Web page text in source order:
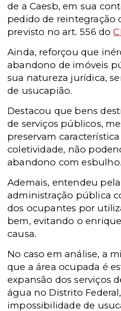
de a Caesb, em sua
pedido de reintegração
previsto no art. 556 do
Ainda, reforçou que
abandono de imóveis
sua natureza jurídica,
de usucapião.
Destacou que bens
de serviços públicos,
preservam
coletividade, não
abandono com esbulho.
Ademais, entendeu pela
administração pública
dos ocupantes por
bem, evitando o
causa.
No caso em análise, a
que a área ocupada é
expansão dos serviços
água no Distrito
impossibilidade de